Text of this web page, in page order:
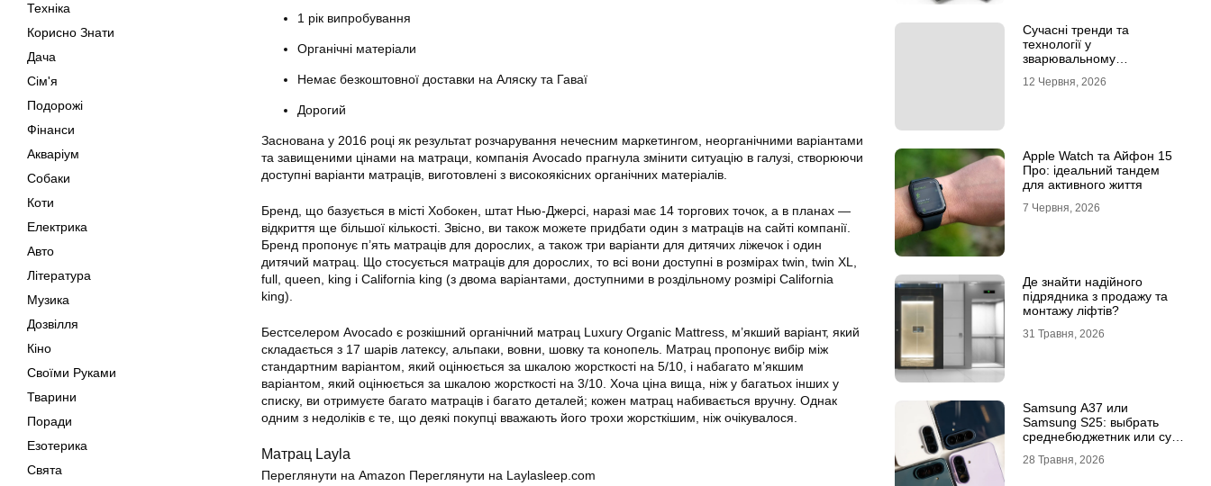
Техніка
Корисно Знати
Дача
Сім'я
Подорожі
Фінанси
Акваріум
Собаки
Коти
Електрика
Авто
Література
Музика
Дозвілля
Кіно
Своїми Руками
Тварини
Поради
Езотерика
Свята
1 рік випробування
Органічні матеріали
Немає безкоштовної доставки на Аляску та Гаваї
Дорогий
Заснована у 2016 році як результат розчарування нечесним маркетингом, неорганічними варіантами
та завищеними цінами на матраци, компанія Avocado прагнула змінити ситуацію в галузі, створюючи
доступні варіанти матраців, виготовлені з високоякісних органічних матеріалів.
Бренд, що базується в місті Хобокен, штат Нью-Джерсі, наразі має 14 торгових точок, а в планах —
відкриття ще більшої кількості. Звісно, ви також можете придбати один з матраців на сайті компанії.
Бренд пропонує п’ять матраців для дорослих, а також три варіанти для дитячих ліжечок і один
дитячий матрац. Що стосується матраців для дорослих, то всі вони доступні в розмірах twin, twin XL,
full, queen, king і California king (з двома варіантами, доступними в роздільному розмірі California
king).
Бестселером Avocado є розкішний органічний матрац Luxury Organic Mattress, м’якший варіант, який
складається з 17 шарів латексу, альпаки, вовни, шовку та конопель. Матрац пропонує вибір між
стандартним варіантом, який оцінюється за шкалою жорсткості на 5/10, і набагато м’якшим
варіантом, який оцінюється за шкалою жорсткості на 3/10. Хоча ціна вища, ніж у багатьох інших у
списку, ви отримуєте багато матраців і багато деталей; кожен матрац набивається вручну. Однак
одним з недоліків є те, що деякі покупці вважають його трохи жорсткішим, ніж очікувалося.
Матрац Layla
Переглянути на Amazon Переглянути на Laylasleep.com
Сучасні тренди та
технології у
зварювальному
магазин Аргон
12 Червня, 2026
Apple Watch та Айфон 15
Про: ідеальний тандем
для активного життя
7 Червня, 2026
Де знайти надійного
підрядника з продажу та
монтажу ліфтів?
31 Травня, 2026
Samsung A37 или
Samsung S25: выбрать
среднебюджетник или суб-
28 Травня, 2026